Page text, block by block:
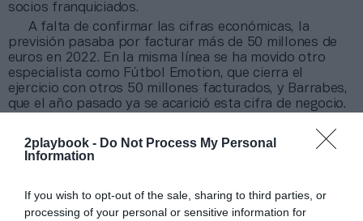
2playbook - Do Not Process My Personal
Information
If you wish to opt-out of the sale, sharing to third parties, or
processing of your personal or sensitive information for
socios franquiciados.
A falta de confirmar las cifras económicas, la
previsión pasaba por facturar más de 50 millones de
euros en 2022. En la misma línea se ha movido otro
especialista como Fútbol Emotion, que cierra el
ejercicio con otros 50 millones facturados, y Barrabes,
que el año pasado ya se acarició esta cifra de negocio.
Añadir2Playbookcomo fuente preferida de Google
de forma gratuita